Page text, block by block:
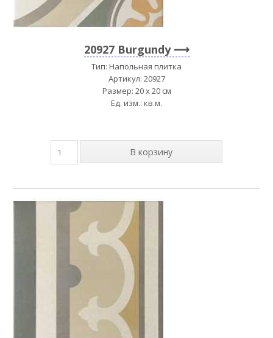
20927 Burgundy
Тип: Напольная плитка
Артикул: 20927
Размер: 20 x 20 см
Ед. изм.: кв.м.